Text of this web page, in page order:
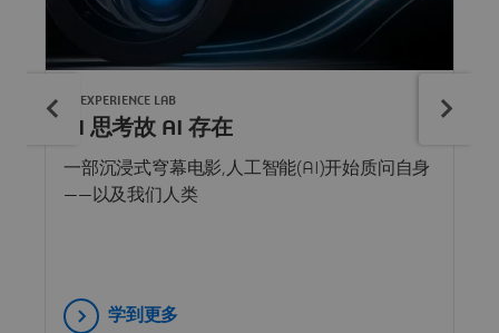
AI 思考故 AI 存在
一部沉浸式穹幕电影,人工智能(AI)开始质问自身
——以及我们人类
3DEXPERIENCE LAB
学到更多